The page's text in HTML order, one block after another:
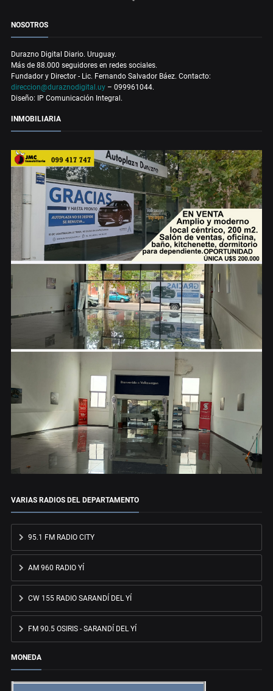
NOSOTROS
Durazno Digital Diario. Uruguay.
Más de 88.000 seguidores en redes sociales.
Fundador y Director - Lic. Fernando Salvador Báez. Contacto:
direccion@duraznodigital.uy – 099961044.
Diseño: IP Comunicación Integral.
INMOBILIARIA
VARIAS RADIOS DEL DEPARTAMENTO
95.1 FM RADIO CITY
AM 960 RADIO YÍ
CW 155 RADIO SARANDÍ DEL YÍ
FM 90.5 OSIRIS - SARANDÍ DEL YÍ
MONEDA